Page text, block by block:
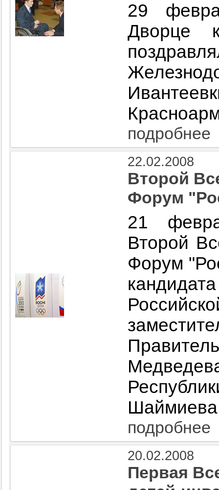
29
Дворце
подробнее
22.02.2008
Второй
Форум
21
Второй
Форум
подробнее
20.02.2008
Первая